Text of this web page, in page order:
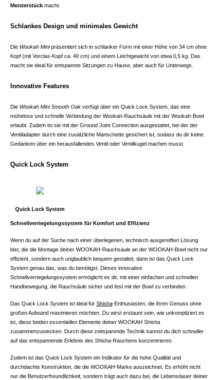
Meisterstück macht.
Schlankes Design und minimales Gewicht
Die Wookah Minipräsentiert sich in schlanker Form mit einer Höhe von 34 cm ohne
Kopf (mit Vorclas-Kopf ca. 40 cm) und einem Leichtgewicht von etwa 0,5 kg. Das
macht sie ideal für entspannte Sitzungen zu Hause, aber auch für Unterwegs.
Innovative Features
Die Wookah Mini Smooth Oak verfügt über ein Quick Lock System, das eine
mühelose und schnelle Verbindung der Wookah-Rauchsäule mit der Wookah-Bowl
erlaubt. Zudem ist sie mit der Ground Joint Connection ausgestattet, bei der der
Ventiladapter durch eine zusätzliche Manschette gesichert ist, sodass du dir keine
Gedanken über ein herausfallendes Ventil oder Ventilkugel machen musst.
Quick Lock System
Quick Lock System
Schnellverriegelungssystem für Komfort und Effizienz
Wenn du auf der Suche nach einer überlegenen, technisch ausgereiften Lösung
bist, die die Montage deiner WOOKAH-Rauchsäule an der WOOKAH-Bowl nicht nur
effizient, sondern auch unglaublich bequem gestaltet, dann ist das Quick Lock
System genau das, was du benötigst. Dieses innovative
Schnellverriegelungssystem ermöglicht es dir, mit einer einfachen und schnellen
Handbewegung, die Rauchsäule sicher und fest mit der Bowl zu verbinden.
Das Quick Lock System ist ideal für Shisha-Enthusiasten, die ihren Genuss ohne
großen Aufwand maximieren möchten. Du wirst erstaunt sein, wie unkompliziert es
ist, diese beiden essentiellen Elemente deiner WOOKAH Shisha
zusammenzustecken. Durch diese zeitsparende Technik kannst du dich schneller
auf das entspannende Erlebnis des Shisha-Rauchens konzentrieren.
Zudem ist das Quick Lock System ein Indikator für die hohe Qualität und
durchdachte Konstruktion, die die WOOKAH-Marke auszeichnet. Es erhöht nicht
nur die Benutzerfreundlichkeit, sondern trägt auch dazu bei, die Lebensdauer deiner